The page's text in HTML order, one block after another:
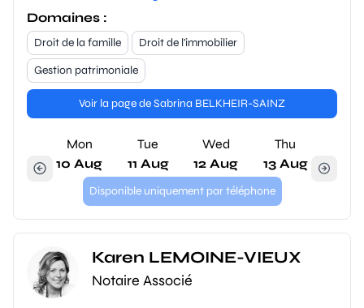
Domaines :
Droit de la famille
Droit de l'immobilier
Gestion patrimoniale
Voir la page de Sabrina BELKHEIR-SAINZ
Mon
10 Aug
Tue
11 Aug
Wed
12 Aug
Thu
13 Aug
Disponible uniquement par téléphone
Karen LEMOINE-VIEUX
Notaire Associé